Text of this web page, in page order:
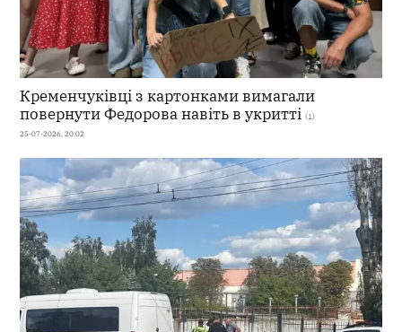
Кременчуківці з картонками вимагали
повернути Федорова навіть в укритті (1)
25-07-2026, 20:02